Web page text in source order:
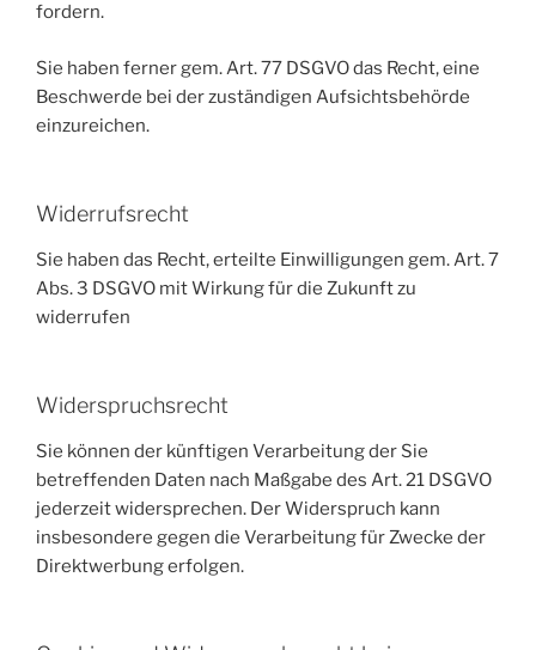
fordern.
Sie haben ferner gem. Art. 77 DSGVO das Recht, eine
Beschwerde bei der zuständigen Aufsichtsbehörde
einzureichen.
Widerrufsrecht
Sie haben das Recht, erteilte Einwilligungen gem. Art. 7
Abs. 3 DSGVO mit Wirkung für die Zukunft zu
widerrufen
Widerspruchsrecht
Sie können der künftigen Verarbeitung der Sie
betreffenden Daten nach Maßgabe des Art. 21 DSGVO
jederzeit widersprechen. Der Widerspruch kann
insbesondere gegen die Verarbeitung für Zwecke der
Direktwerbung erfolgen.